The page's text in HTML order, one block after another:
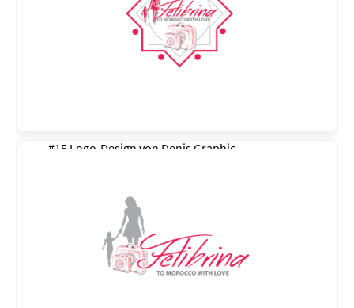
#15 Logo-Design von Denis Graphic